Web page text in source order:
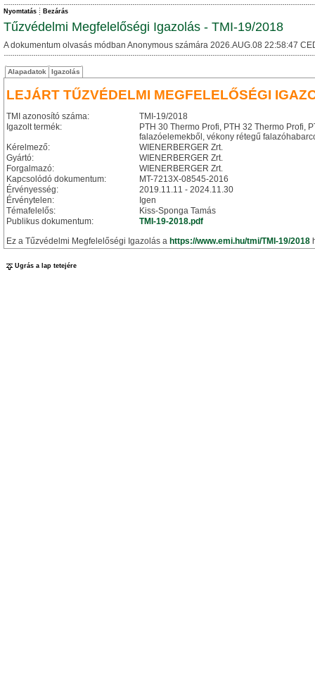
Nyomtatás Bezárás
Tűzvédelmi Megfelelőségi Igazolás - TMI-19/2018
A dokumentum olvasás módban Anonymous számára 2026.AUG.08 22:58:47
Alapadatok Igazolás
LEJÁRT TŰZVÉDELMI MEGFELELŐSÉGI
TMI azonosító száma:
TMI-19/2018
Igazolt termék:
PTH 30 Thermo Profi, PTH 32 Thermo Profi,
falazóelemekből, vékony rétegű
Kérelmező:
WIENERBERGER Zrt.
Gyártó:
WIENERBERGER Zrt.
Forgalmazó:
WIENERBERGER Zrt.
Kapcsolódó dokumentum:
MT-7213X-08545-2016
Érvényesség:
2019.11.11 - 2024.11.30
Érvénytelen:
Igen
Témafelelős:
Kiss-Sponga Tamás
Publikus dokumentum:
TMI-19-2018.pdf
Ez a Tűzvédelmi Megfelelőségi Igazolás a https://www.emi.hu/tmi/TMI-19/2018
Ugrás a lap tetejére